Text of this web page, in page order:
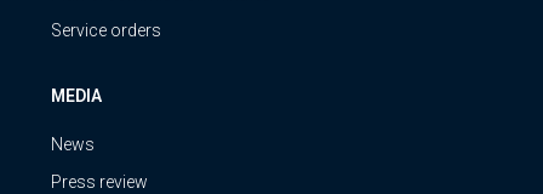
Service orders
MEDIA
News
Press review